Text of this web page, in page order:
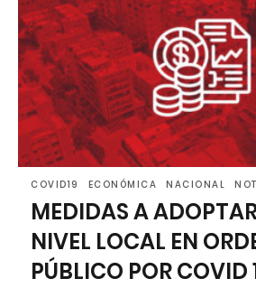
COVID19 ECONÓMICA NACIONAL
MEDIDAS A
NIVEL LOCAL EN
PÚBLICO POR COVID